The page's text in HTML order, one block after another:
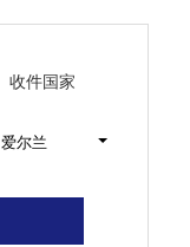
收件国家
爱尔兰